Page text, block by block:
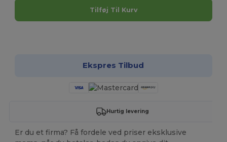
Tilføj Til Kurv
Ekspres Tilbud
Hurtig levering
Er du et firma? Få fordele ved priser eksklusive